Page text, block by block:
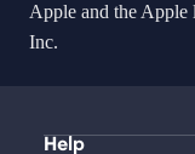
Apple and the Apple
Inc.
Help